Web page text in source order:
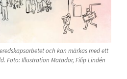
och kan märkas med ett
Foto: Illustration Matador, Filip Lindén